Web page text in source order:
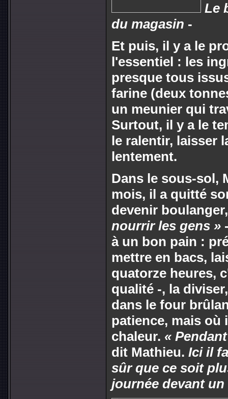
Le
du magasin -
Et puis, il y a le
l'essentiel : les
presque tous
farine (deux
un meunier qui
Surtout, il y a le
le ralentir, laisser
lentement.
Dans le sous-sol,
mois, il a quitté
devenir
nourrir les gens »
à un bon pain :
mettre en bacs,
quatorze heures,
qualité -, la
dans le four
patience, mais où
chaleur. «
dit Mathieu. Ici il
sûr que ce soit
journée devant